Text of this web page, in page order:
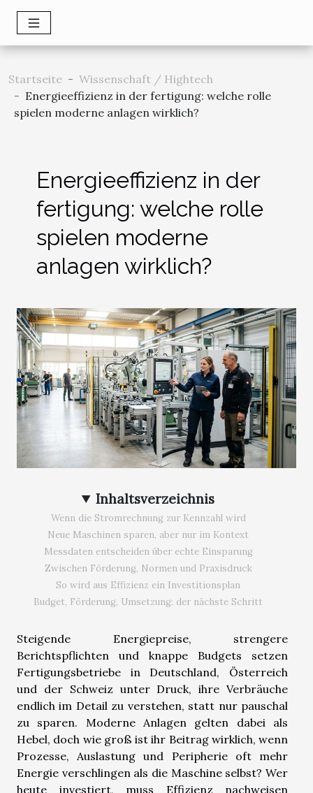
Startseite
Wissenschaft / Hightech
Energieeffizienz in der fertigung: welche rolle
spielen moderne anlagen wirklich?
Energieeffizienz in der
fertigung: welche rolle
spielen moderne
anlagen wirklich?
Inhaltsverzeichnis
Wenn die Stromrechnung zur Kennzahl wird
Neue Maschinen sparen, aber nur im Kontext
Messdaten entscheiden über echte Einsparung
Zwischen Förderung, Normen und Praxisdruck
So wird aus Effizienz ein Investitionsplan
Budget, Förderung, Umsetzung: der nächste Schritt
Steigende Energiepreise, strengere
Berichtspflichten und knappe Budgets setzen
Fertigungsbetriebe in Deutschland, Österreich
und der Schweiz unter Druck, ihre Verbräuche
endlich im Detail zu verstehen, statt nur pauschal
zu sparen. Moderne Anlagen gelten dabei als
Hebel, doch wie groß ist ihr Beitrag wirklich, wenn
Prozesse, Auslastung und Peripherie oft mehr
Energie verschlingen als die Maschine selbst? Wer
heute investiert, muss Effizienz nachweisen